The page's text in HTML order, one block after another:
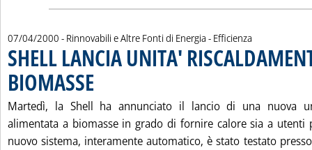
07/04/2000 - Rinnovabili e Altre Fonti di Energia - Efficienza
SHELL LANCIA UNITA'
BIOMASSE
Martedì, la Shell ha annunciato il lancio di una nuova
alimentata a biomasse in grado di fornire calore sia a utenti
nuovo sistema, interamente automatico, è stato testato